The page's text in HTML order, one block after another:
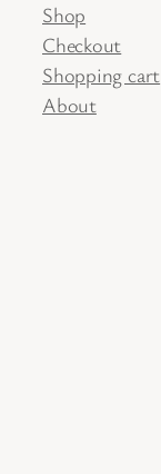
Shop
Checkout
Shopping cart
About